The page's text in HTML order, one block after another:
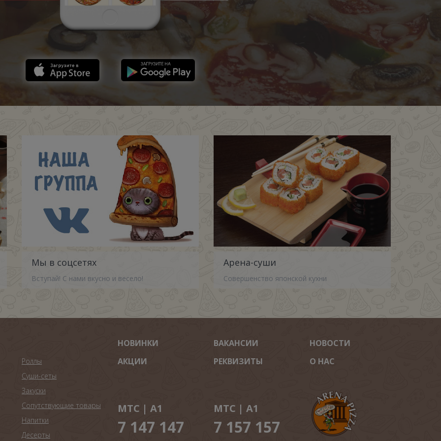
Мы в соцсетях
Вступай! С нами вкусно и весело!
Арена-суши
Совершенство японской кухни
Роллы
Суши-сеты
Закуски
Сопутствующие товары
Напитки
Десерты
НОВИНКИ
АКЦИИ
МТС | A1
7 147 147
ВАКАНСИИ
РЕКВИЗИТЫ
МТС | A1
7 157 157
НОВОСТИ
О НАС